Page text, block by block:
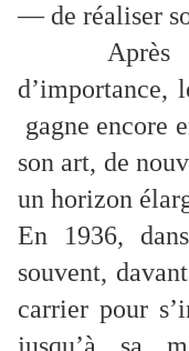
— de réaliser
Après
d’importance,
gagne encore
son art, de
un horizon
En 1936,
souvent,
carrier pour